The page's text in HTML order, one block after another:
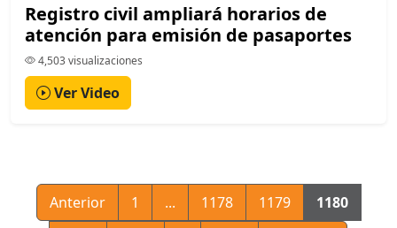
Registro civil ampliará horarios de
atención para emisión de pasaportes
4,503 visualizaciones
Ver Video
Anterior 1 ... 1178 1179
1180